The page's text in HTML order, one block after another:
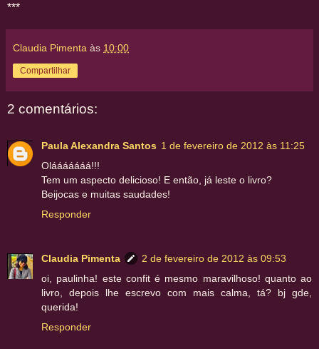
***
Claudia Pimenta às 10:00
Compartilhar
2 comentários:
Paula Alexandra Santos 1 de fevereiro de 2012 às 11:25
Olááááááá!!!
Tem um aspecto delicioso! E então, já leste o livro?
Beijocas e muitas saudades!
Responder
Claudia Pimenta
2 de fevereiro de 2012 às 09:53
oi, paulinha! este confit é mesmo maravilhoso! quanto ao
livro, depois lhe escrevo com mais calma, tá? bj gde,
querida!
Responder